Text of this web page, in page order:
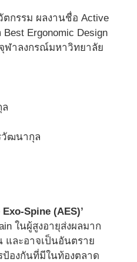
กรรม ผลงานชื่อ Active
Ergonomic Design
ฬาลงกรณ์มหาวิทยาลัย
วัฒนากุล
Spine (AES)’
ในผู้สูงอายุส่งผลมาก
และอาจเป็นอันตราย
องกันที่มีในท้องตลาด